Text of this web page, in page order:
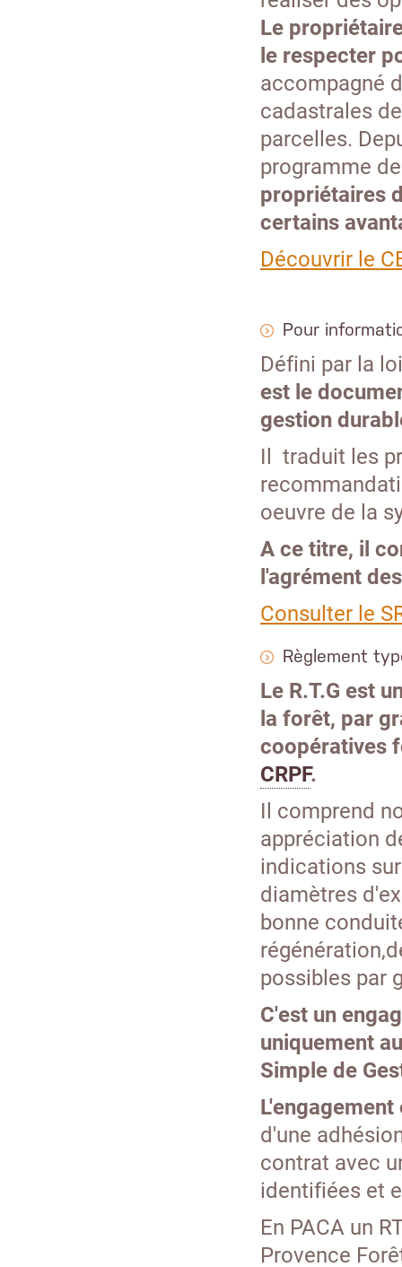
Le
le respecter
accompagné
cadastrales
parcelles.
programme
propriétaires
certains
Découvrir le
Pour
Défini par la
est le
gestion
Il traduit les
oeuvre de la
A ce titre, il
l'agrément
Consulter le
Règlement
Le R.T.G est
la forêt, par
coopératives
CRPF.
Il comprend
appréciation
indications
diamètres
bonne
possibles par
C'est un
uniquement
Simple de
d'une
contrat avec
identifiées et
En PACA un
Provence